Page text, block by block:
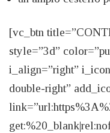
[vc_btn
style=”3d”
i_align=”right”
double-right”